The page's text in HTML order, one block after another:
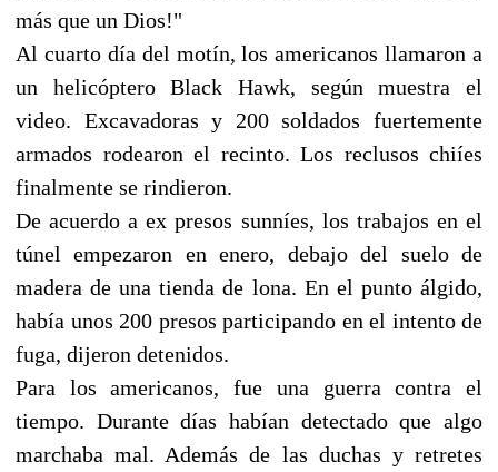
más que un Dios!"
Al cuarto día del motín, los americanos llamaron a
un helicóptero Black Hawk, según muestra el
video. Excavadoras y 200 soldados fuertemente
armados rodearon el recinto. Los reclusos chiíes
finalmente se rindieron.
De acuerdo a ex presos sunníes, los trabajos en el
túnel empezaron en enero, debajo del suelo de
madera de una tienda de lona. En el punto álgido,
había unos 200 presos participando en el intento de
fuga, dijeron detenidos.
Para los americanos, fue una guerra contra el
tiempo. Durante días habían detectado que algo
marchaba mal. Además de las duchas y retretes